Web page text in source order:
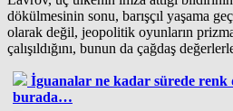
dökülmesinin sonu, barışçıl yaşama
olarak değil, jeopolitik oyunların
çalışıldığını, bunun da çağdaş
İguanalar ne kadar sürede
burada…